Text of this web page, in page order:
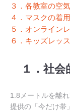
３．各教室の空
４．マスクの着用
５．オンライン
６．キッズレッ
１．社
1.8メートルを離
提供の「今だけ帯